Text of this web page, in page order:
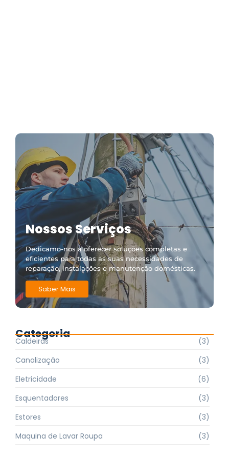
Nossos Serviços
Dedicamo-nos a oferecer soluções completas e
eficientes para todas as suas necessidades de
reparação, instalações e manutenção domésticas.
Saber Mais
Categoria
Caldeiras
(3)
Canalização
(3)
Eletricidade
(6)
Esquentadores
(3)
Estores
(3)
Maquina de Lavar Roupa
(3)